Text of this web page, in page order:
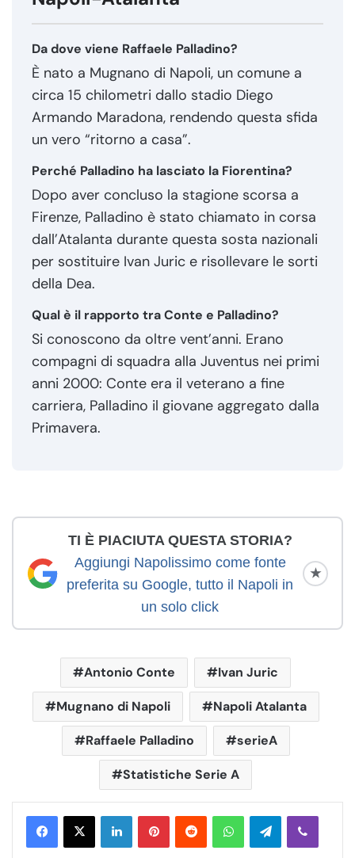
Da dove viene Raffaele Palladino?
È nato a Mugnano di Napoli, un comune a
circa 15 chilometri dallo stadio Diego
Armando Maradona, rendendo questa sfida
un vero “ritorno a casa”.
Perché Palladino ha lasciato la Fiorentina?
Dopo aver concluso la stagione scorsa a
Firenze, Palladino è stato chiamato in corsa
dall’Atalanta durante questa sosta nazionali
per sostituire Ivan Juric e risollevare le sorti
della Dea.
Qual è il rapporto tra Conte e Palladino?
Si conoscono da oltre vent’anni. Erano
compagni di squadra alla Juventus nei primi
anni 2000: Conte era il veterano a fine
carriera, Palladino il giovane aggregato dalla
Primavera.
TI È PIACIUTA QUESTA STORIA?
Aggiungi Napolissimo come fonte
preferita su Google, tutto il Napoli in
un solo click
★
Antonio Conte Ivan Juric
Mugnano di Napoli Napoli Atalanta
Raffaele Palladino serieA
Statistiche Serie A
WhatsApp Telegram